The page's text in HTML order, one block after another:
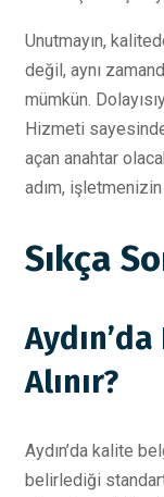
Unutmayın,
değil, aynı
mümkün.
Hizmeti
açan anahtar
adım,
Sıkça
Alınır?
Aydın’da kalite
belirlediği